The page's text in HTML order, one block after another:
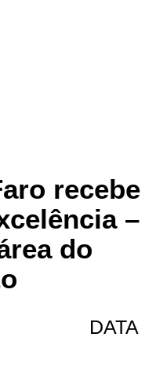
recebe
–
do
DATA